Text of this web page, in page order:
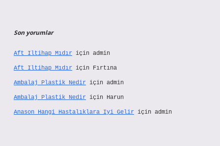
Son yorumlar
Aft Iltihap Mıdır için admin
Aft Iltihap Mıdır için Fırtına
Ambalaj Plastik Nedir için admin
Ambalaj Plastik Nedir için Harun
Anason Hangi Hastalıklara Iyi Gelir için admin